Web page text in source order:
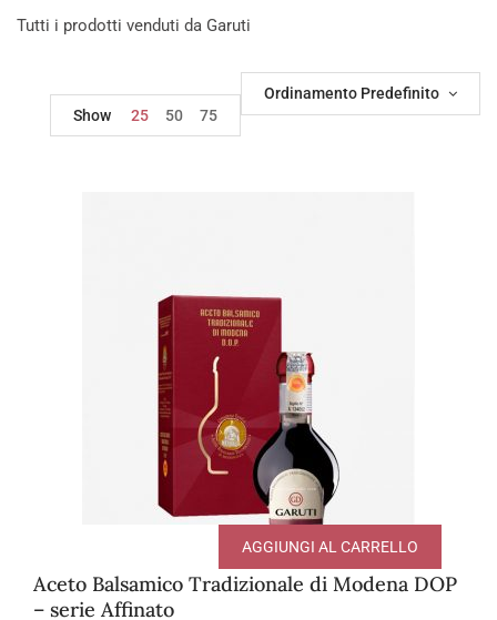
Tutti i prodotti venduti da Garuti
Ordinamento Predefinito
Show
25 50 75
Aceto Balsamico Tradizionale di Modena DOP
– serie Affinato
AGGIUNGI AL CARRELLO